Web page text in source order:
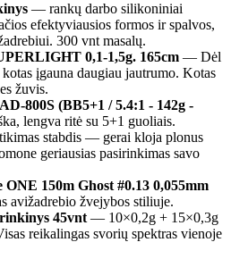
— rankų darbo silikoniniai
efektyviausios formos ir spalvos,
300 vnt masalų.
0,1-1,5g. 165cm — Dėl
įgauna daugiau jautrumo. Kotas
žuvis.
800S (BB5+1 / 5.4:1 - 142g -
lengva ritė su 5+1 guoliais.
stabdis — gerai kloja plonus
geriausias pasirinkimas savo
150m Ghost #0.13 0,055mm
avižadrebio žvejybos stiliuje.
45vnt — 10×0,2g + 15×0,3g
reikalingas svorių spektras vienoje